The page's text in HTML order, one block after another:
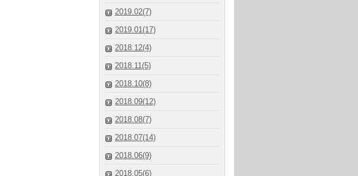
2019.02(7)
2019.01(17)
2018.12(4)
2018.11(5)
2018.10(8)
2018.09(12)
2018.08(7)
2018.07(14)
2018.06(9)
2018.05(6)